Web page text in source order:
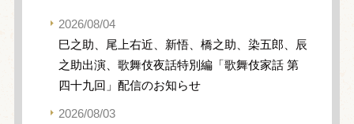
2026/08/04
巳之助、尾上右近、新悟、橋之助、染五郎、辰
之助出演、歌舞伎夜話特別編「歌舞伎家話 第
四十九回」配信のお知らせ
2026/08/03